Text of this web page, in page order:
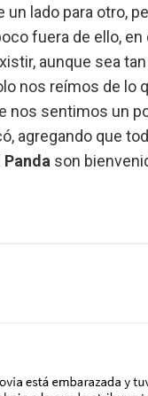
un lado para otro,
fuera de ello,
aunque sea
nos reímos de lo
nos sentimos un
agregando que
Panda son